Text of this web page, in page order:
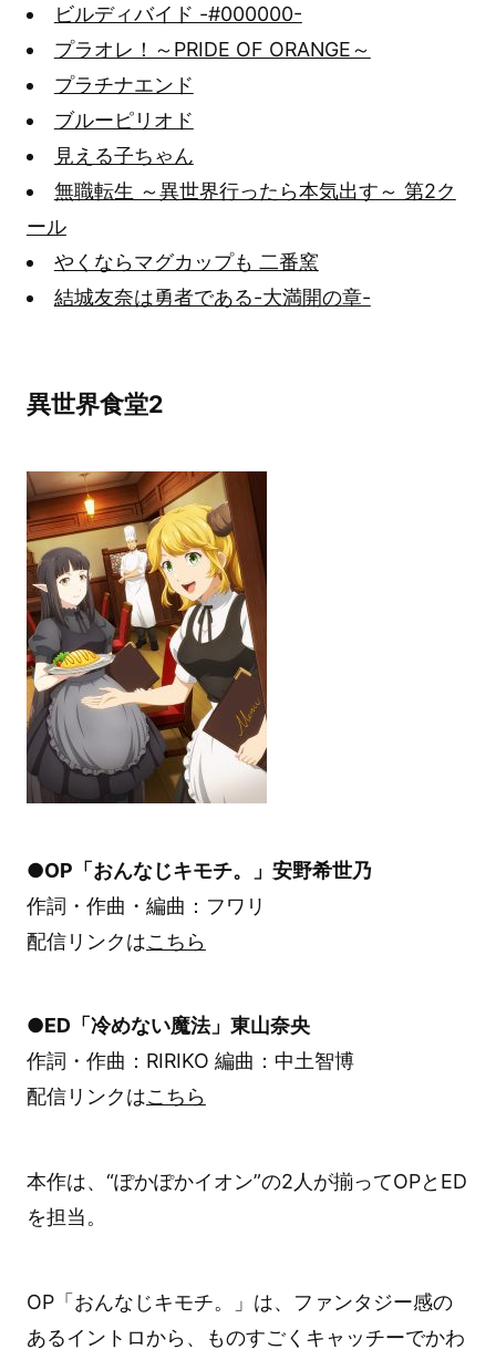
ビルディバイド -#000000-
プラオレ！～PRIDE OF ORANGE～
プラチナエンド
ブルーピリオド
見える子ちゃん
無職転生 ～異世界行ったら本気出す～ 第2ク
ール
やくならマグカップも 二番窯
結城友奈は勇者である-大満開の章-
異世界食堂2
●OP「おんなじキモチ。」安野希世乃
作詞・作曲・編曲：フワリ
配信リンクはこちら
●ED「冷めない魔法」東山奈央
作詞・作曲：RIRIKO 編曲：中土智博
配信リンクはこちら
本作は、“ぽかぽかイオン”の2人が揃ってOPとED
を担当。
OP「おんなじキモチ。」は、ファンタジー感の
あるイントロから、ものすごくキャッチーでかわ